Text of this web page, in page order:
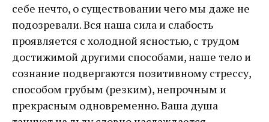
себе нечто, о существовании чего мы даже не
подозревали. Вся наша сила и слабость
проявляется с холодной ясностью, с трудом
достижимой другими способами, наше тело и
сознание подвергаются позитивному стрессу,
способом грубым (резким), непрочным и
прекрасным одновременно. Ваша душа